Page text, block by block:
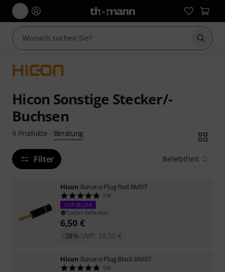
Suche
Hicon Sonstige Stecker/-
Buchsen
9 Produkte · Beratung
Filter Beliebtheit
Hicon Banana Plug Red BM07
110
TOP-SELLER
Sofort lieferbar
6,50 €
UVP: 10,50 €
-38%
Hicon Banana Plug Black BM07
100